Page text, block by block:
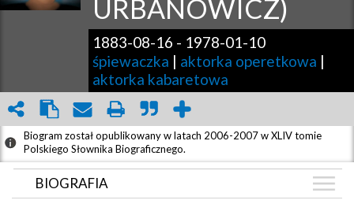
URBANOWICZ)
1883-08-16 - 1978-01-10
śpiewaczka | aktorka operetkowa |
aktorka kabaretowa
Biogram został opublikowany w latach 2006-2007 w XLIV tomie
Polskiego Słownika Biograficznego.
BIOGRAFIA